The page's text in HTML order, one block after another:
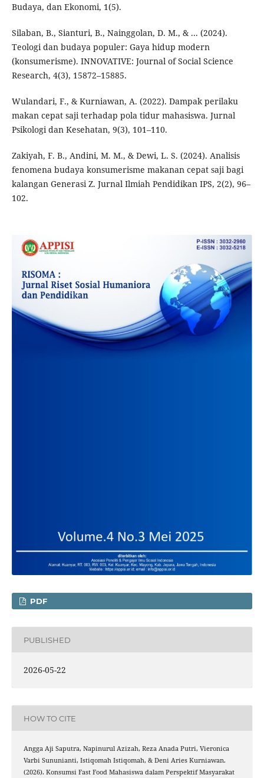
Budaya, dan Ekonomi, 1(5).
Silaban, B., Sianturi, B., Nainggolan, D. M., & ... (2024).
Teologi dan budaya populer: Gaya hidup modern
(konsumerisme). INNOVATIVE: Journal of Social Science
Research, 4(3), 15872–15885.
Wulandari, F., & Kurniawan, A. (2022). Dampak perilaku
makan cepat saji terhadap pola tidur mahasiswa. Jurnal
Psikologi dan Kesehatan, 9(3), 101–110.
Zakiyah, F. B., Andini, M. M., & Dewi, L. S. (2024). Analisis
fenomena budaya konsumerisme makanan cepat saji bagi
kalangan Generasi Z. Jurnal Ilmiah Pendidikan IPS, 2(2), 96–
102.
PDF
PUBLISHED
2026-05-22
HOW TO CITE
Angga Aji Saputra, Napinurul Azizah, Reza Anada Putri, Vieronica
Varbi Sununianti, Istiqomah Istiqomah, & Deni Aries Kurniawan.
(2026). Konsumsi Fast Food Mahasiswa dalam Perspektif Masyarakat